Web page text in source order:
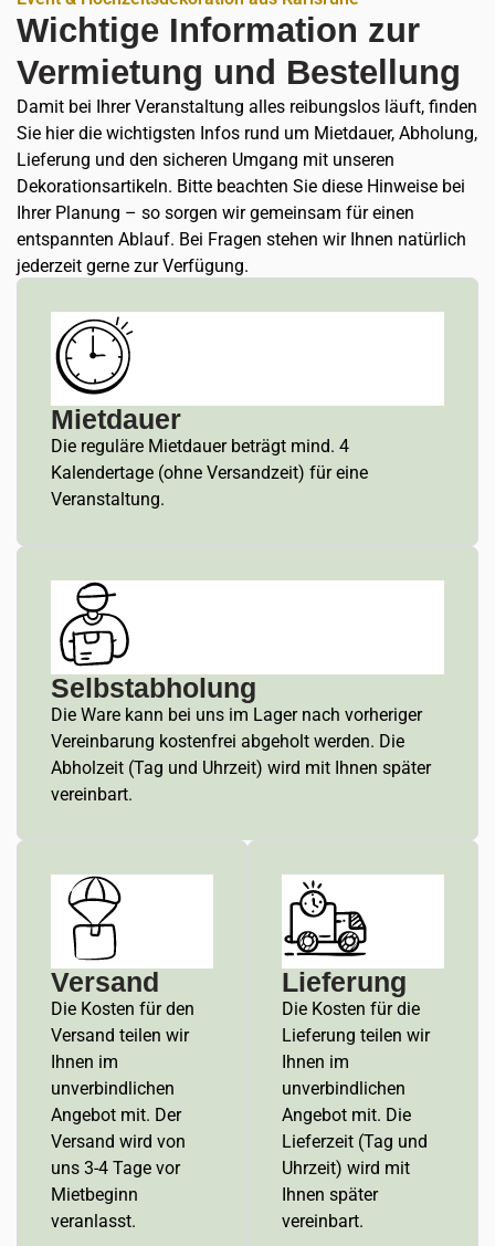
Wichtige Information zur
Vermietung und Bestellung
Damit bei Ihrer Veranstaltung alles reibungslos läuft, finden
Sie hier die wichtigsten Infos rund um Mietdauer, Abholung,
Lieferung und den sicheren Umgang mit unseren
Dekorationsartikeln. Bitte beachten Sie diese Hinweise bei
Ihrer Planung – so sorgen wir gemeinsam für einen
entspannten Ablauf. Bei Fragen stehen wir Ihnen natürlich
jederzeit gerne zur Verfügung.
Mietdauer
Die reguläre Mietdauer beträgt mind. 4
Kalendertage (ohne Versandzeit) für eine
Veranstaltung.
Selbstabholung
Die Ware kann bei uns im Lager nach vorheriger
Vereinbarung kostenfrei abgeholt werden. Die
Abholzeit (Tag und Uhrzeit) wird mit Ihnen später
vereinbart.
Versand
Die Kosten für den
Versand teilen wir
Ihnen im
unverbindlichen
Angebot mit. Der
Versand wird von
uns 3-4 Tage vor
Mietbeginn
veranlasst.
Lieferung
Die Kosten für die
Lieferung teilen wir
Ihnen im
unverbindlichen
Angebot mit. Die
Lieferzeit (Tag und
Uhrzeit) wird mit
Ihnen später
vereinbart.